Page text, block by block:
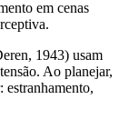
em cenas
1943) usam
Ao planejar,
estranhamento,